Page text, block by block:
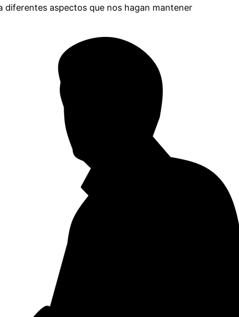
diferentes aspectos que nos hagan mantener